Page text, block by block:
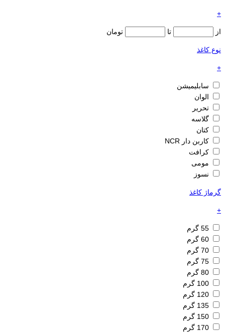
+
از تا تومان
نوع کاغذ
+
سابلیمیشن
الوان
تحریر
گلاسه
کتان
کاربن دار NCR
کرافت
مومی
نسوز
گرماژ کاغذ
+
55 گرم
60 گرم
70 گرم
75 گرم
80 گرم
100 گرم
120 گرم
135 گرم
150 گرم
170 گرم